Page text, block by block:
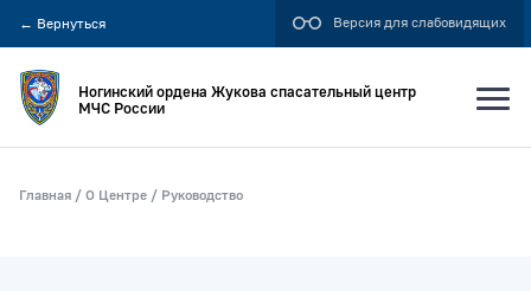
← Вернуться Версия для слабовидящих
Ногинский ордена Жукова спасательный центр
МЧС России
Главная О Центре Руководство